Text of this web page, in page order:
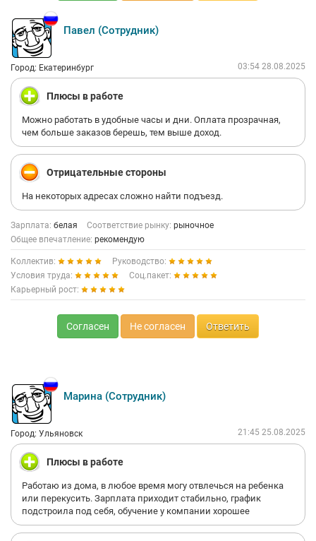
Павел (Сотрудник)
Город: Екатеринбург 03:54 28.08.2025
Плюсы в работе
Можно работать в удобные часы и дни. Оплата прозрачная,
чем больше заказов берешь, тем выше доход.
Отрицательные стороны
На некоторых адресах сложно найти подъезд.
Зарплата: белая Соответствие рынку: рыночное
Общее впечатление: рекомендую
Коллектив:
Руководство:
Условия труда:
Соц.пакет:
Карьерный рост:
Согласен Не согласен Ответить
Марина (Сотрудник)
Город: Ульяновск 21:45 25.08.2025
Плюсы в работе
Работаю из дома, в любое время могу отвлечься на ребенка
или перекусить. Зарплата приходит стабильно, график
подстроила под себя, обучение у компании хорошее